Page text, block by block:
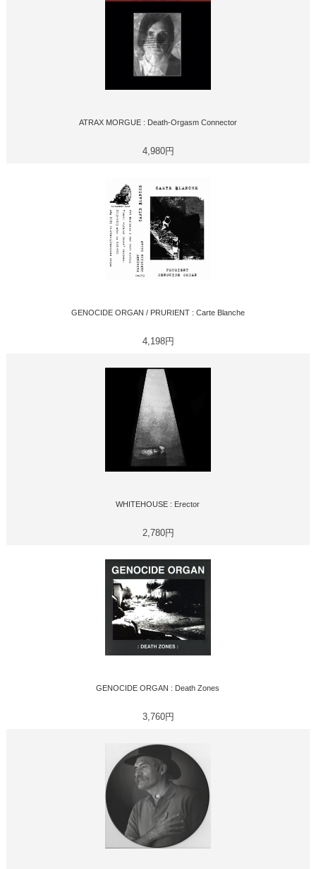
ATRAX MORGUE : Death-Orgasm Connector
4,980円
GENOCIDE ORGAN / PRURIENT : Carte Blanche
4,198円
WHITEHOUSE : Erector
2,780円
GENOCIDE ORGAN : Death Zones
3,760円